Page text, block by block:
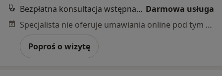
Bezpłatna konsultacja wstępna - telefoniczna Darmowa usługa
Specjalista nie oferuje umawiania online pod tym adresem.
Poproś o wizytę